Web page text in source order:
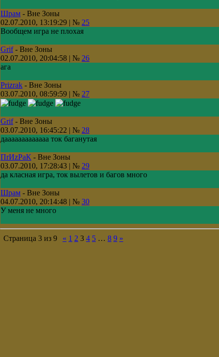
Шрам - Вне Зоны
02.07.2010, 13:19:29 | № 25
Вообщем игра не плохая
Grif- Вне Зоны
02.07.2010, 20:04:58 | № 26
ага
Prizrak - Вне Зоны
03.07.2010, 08:59:59 | № 27
Grif- Вне Зоны
03.07.2010, 16:45:22 | № 28
дааааааааааааа ток баганутая
ПrИzРaК - Вне Зоны
03.07.2010, 17:28:43 | № 29
да класная игра, ток вылетов и багов много
Шрам - Вне Зоны
04.07.2010, 20:14:48 | № 30
У меня не много
Страница 3 из 9 « 1 2 3 4 5 … 8 9 »